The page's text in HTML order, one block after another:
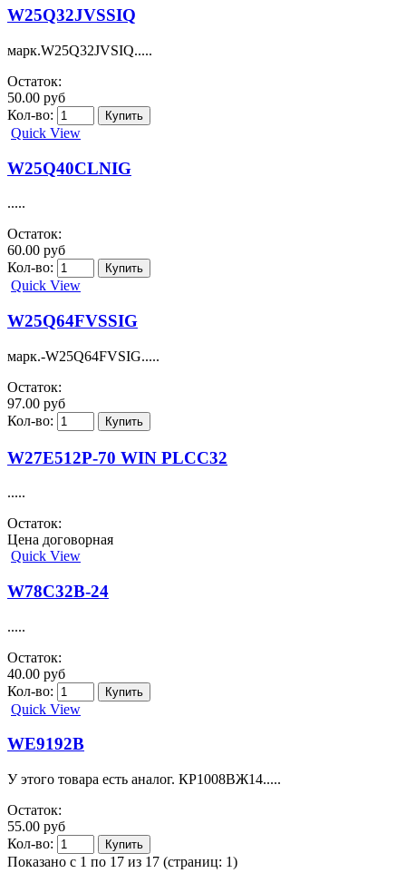
W25Q32JVSSIQ
марк.W25Q32JVSIQ.....
Остаток:
50.00 руб
Кол-во:
Quick View
W25Q40CLNIG
.....
Остаток:
60.00 руб
Кол-во:
Quick View
W25Q64FVSSIG
марк.-W25Q64FVSIG.....
Остаток:
97.00 руб
Кол-во:
W27E512P-70 WIN PLCC32
.....
Остаток:
Цена договорная
Quick View
W78C32B-24
.....
Остаток:
40.00 руб
Кол-во:
Quick View
WE9192B
У этого товара есть аналог. КР1008ВЖ14.....
Остаток:
55.00 руб
Кол-во:
Показано с 1 по 17 из 17 (страниц: 1)